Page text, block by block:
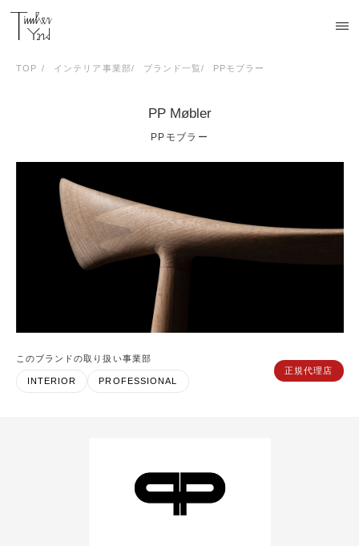
TOP インテリア事業部 ブランド一覧 PPモブラー
PP Møbler
PPモブラー
このブランドの取り扱い事業部
INTERIOR PROFESSIONAL
正規代理店